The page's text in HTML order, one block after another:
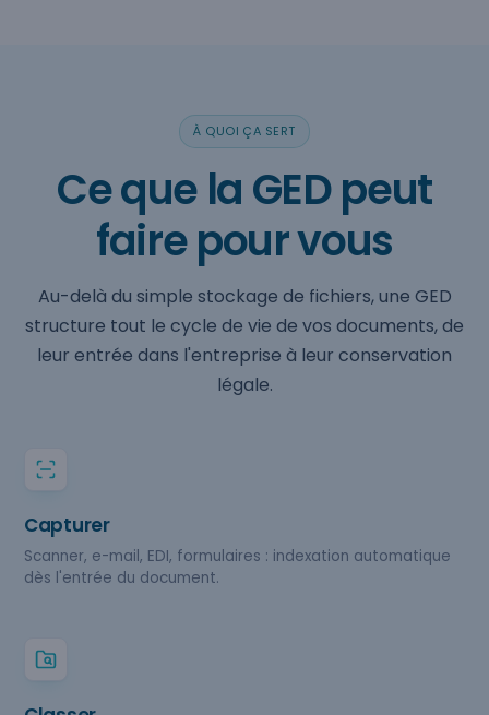
À QUOI ÇA SERT
Ce que la GED peut
faire pour vous
Au-delà du simple stockage de fichiers, une GED
structure tout le cycle de vie de vos documents, de
leur entrée dans l'entreprise à leur conservation
légale.
Capturer
Scanner, e-mail, EDI, formulaires : indexation automatique
dès l'entrée du document.